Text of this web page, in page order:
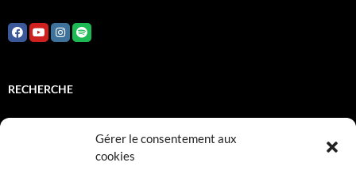
Gérer le consentement aux
cookies
RECHERCHE